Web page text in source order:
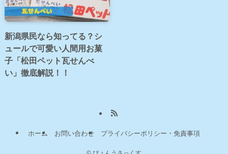
新潟県民なら知ってる？シ
ュールで可愛い人間用お菓
子「松田ペット瓦せんべ
い」徹底解説！！
ホーム お問い合わせ プライバシーポリシー・免責事項